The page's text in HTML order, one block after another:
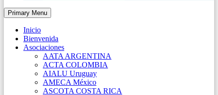
Primary Menu
Inicio
Bienvenida
Asociaciones
AATA ARGENTINA
ACTA COLOMBIA
AIALU Uruguay
AMECA México
ASCOTA COSTA RICA